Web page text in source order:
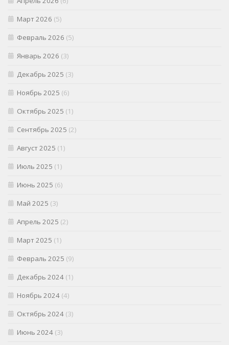
Март 2026 (5)
Февраль 2026 (5)
Январь 2026 (3)
Декабрь 2025 (3)
Ноябрь 2025 (6)
Октябрь 2025 (1)
Сентябрь 2025 (2)
Август 2025 (1)
Июль 2025 (1)
Июнь 2025 (6)
Май 2025 (3)
Апрель 2025 (2)
Март 2025 (1)
Февраль 2025 (9)
Декабрь 2024 (1)
Ноябрь 2024 (4)
Октябрь 2024 (3)
Июнь 2024 (3)